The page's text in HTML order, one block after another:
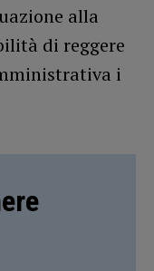
alla
di reggere
i